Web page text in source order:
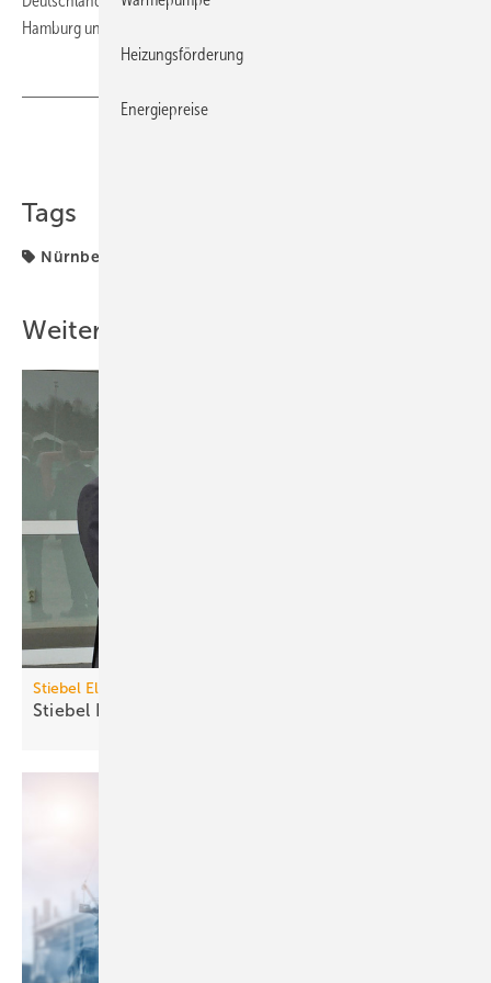
Hamburg und Stuttgart vertreten. ■
Tags
Nürnberg
Weitere Inhalte
Stiebel Eltron
Stiebel Eltron übernimmt Thermia von
Heizungsförderung
Energiepreise